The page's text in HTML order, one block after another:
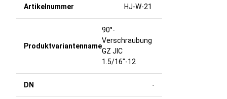
HJ-W-21
90°-
Verschraubung
GZ JIC
1.5/16"-12
-